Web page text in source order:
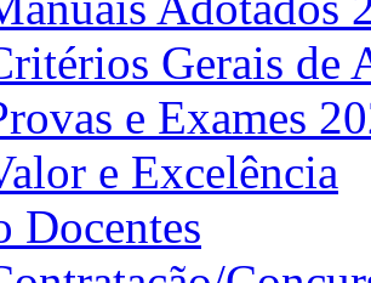
Gerais de
e Exames
e Excelência
Docentes